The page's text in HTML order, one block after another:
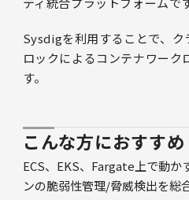
Sysdigを利用することで、
ロックによるコンテナワーク
す。
こんな方におすすめ
ECS、EKS、Fargate上で動か
ンの脆弱性管理/脅威検出を総